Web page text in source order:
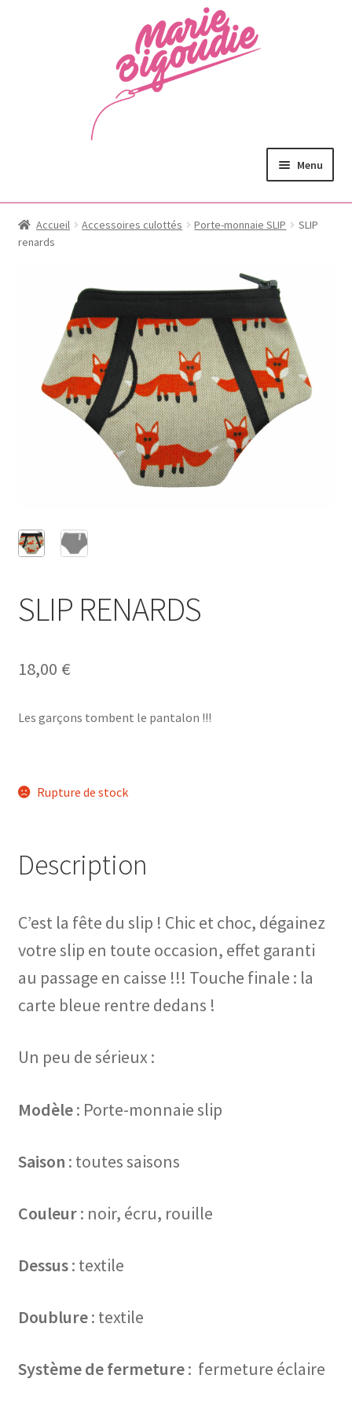
Menu
Accueil Accessoires culottés Porte-monnaie SLIP
SLIP
renards
SLIP RENARDS
18,00 €
Les garçons tombent le pantalon !!!
Rupture de stock
Description
C’est la fête du slip ! Chic et choc, dégainez
votre slip en toute occasion, effet garanti
au passage en caisse !!! Touche finale : la
carte bleue rentre dedans !
Un peu de sérieux :
Modèle: Porte-monnaie slip
Saison : toutes saisons
Couleur: noir, écru, rouille
Dessus: textile
Doublure: textile
Système de fermeture: fermeture éclaire